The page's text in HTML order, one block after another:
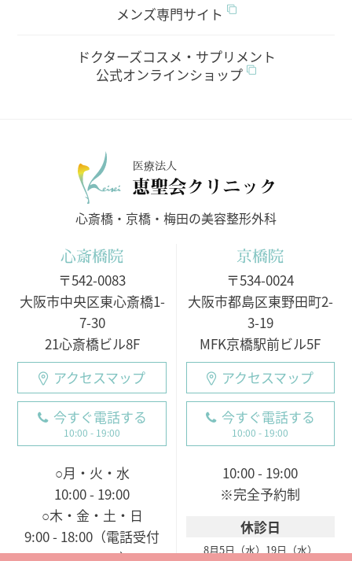
メンズ専門サイト
ドクターズコスメ・サプリメント
公式オンラインショップ
医療法人
心斎橋・京橋・梅田の美容整形外科
心斎橋院
〒542-0083
大阪市中央区東心斎橋1-
7-30
21心斎橋ビル8F
アクセスマップ
今すぐ電話する
10:00 - 19:00
○月・火・水
10:00 - 19:00
○木・金・土・日
9:00 - 18:00（電話受付
京橋院
〒534-0024
大阪市都島区東野田町2-
3-19
MFK京橋駅前ビル5F
アクセスマップ
今すぐ電話する
10:00 - 19:00
10:00 - 19:00
※完全予約制
休診日
8月5日（水）19日（水）